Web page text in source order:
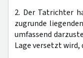
2. Der Tatrichter
zugrunde
umfassend
Lage versetzt wird,